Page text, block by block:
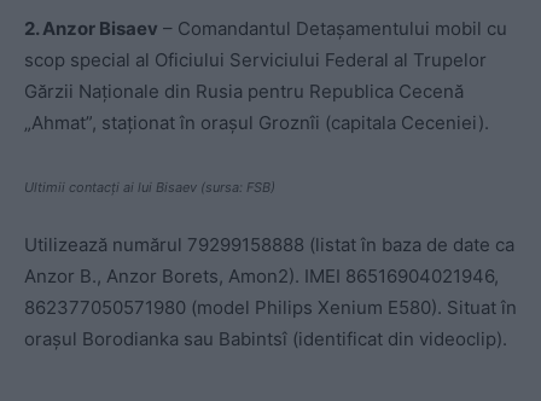
2. Anzor Bisaev – Comandantul Detașamentului mobil cu
scop special al Oficiului Serviciului Federal al Trupelor
Gărzii Naționale din Rusia pentru Republica Cecenă
„Ahmat”, staționat în orașul Groznîi (capitala Ceceniei).
Ultimii contacți ai lui Bisaev (sursa: FSB)
Utilizează numărul 79299158888 (listat în baza de date ca
Anzor B., Anzor Borets, Amon2). IMEI 86516904021946,
862377050571980 (model Philips Xenium E580). Situat în
orașul Borodianka sau Babintsî (identificat din videoclip).